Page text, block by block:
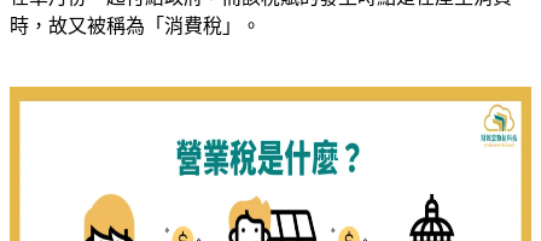
時，故又被稱為「消費稅」。